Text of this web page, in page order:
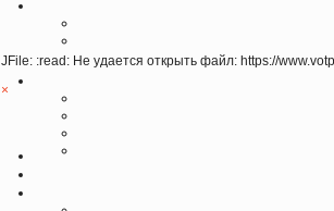
JFile: :read: Не удается открыть файл: https://
×